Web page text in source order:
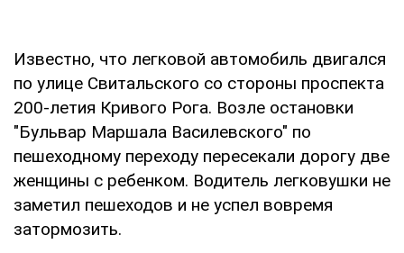
Известно, что легковой автомобиль двигался
по улице Свитальского со стороны проспекта
200-летия Кривого Рога. Возле остановки
"Бульвар Маршала Василевского" по
пешеходному переходу пересекали дорогу две
женщины с ребенком. Водитель легковушки не
заметил пешеходов и не успел вовремя
затормозить.